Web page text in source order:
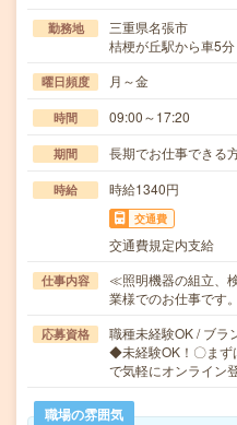
勤務地
三重県名張市
桔梗が丘駅から車5分
曜日頻度 月～金
時間 09:00～17:20
期間 長期でお仕事できる
時給 時給1340円
交通費
交通費規定内支給
仕事内容
≪照明機器の組立、
業様でのお仕事です
応募資格
職種未経験OK / ブラ
◆未経験OK！〇まず
で気軽にオンライン
職場の雰囲気